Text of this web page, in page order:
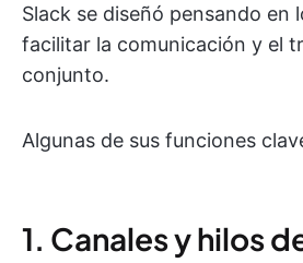
Slack se diseñó pensando en
facilitar la comunicación y el
conjunto.
Algunas de sus funciones
1. Canales y hilos